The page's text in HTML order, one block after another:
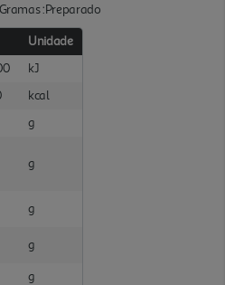
:Preparado
Unidade
kJ
kcal
g
g
g
g
g